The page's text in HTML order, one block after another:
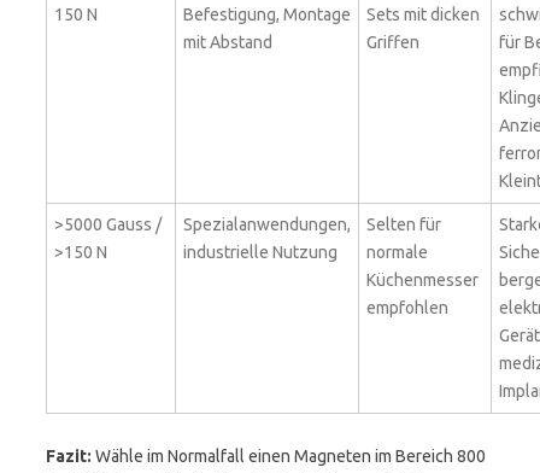
150 N
Befestigung, Montage
mit Abstand
Sets mit dicken
Griffen
für
>5000 Gauss /
>150 N
Spezialanwendungen,
industrielle Nutzung
Selten für
normale
Küchenmesser
empfohlen
Fazit: Wähle im Normalfall einen Magneten im Bereich 800